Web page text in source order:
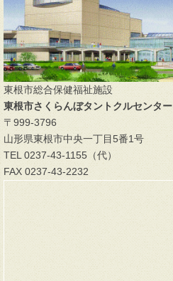
東根市総合保健福祉施設
東根市さくらんぼタントクルセンター
〒999-3796
山形県東根市中央一丁目5番1号
TEL 0237-43-1155（代）
FAX 0237-43-2232